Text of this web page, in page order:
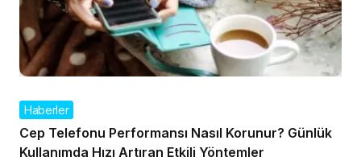
Haberler
Cep Telefonu Performansı Nasıl Korunur? Günlük
Kullanımda Hızı Artıran Etkili Yöntemler